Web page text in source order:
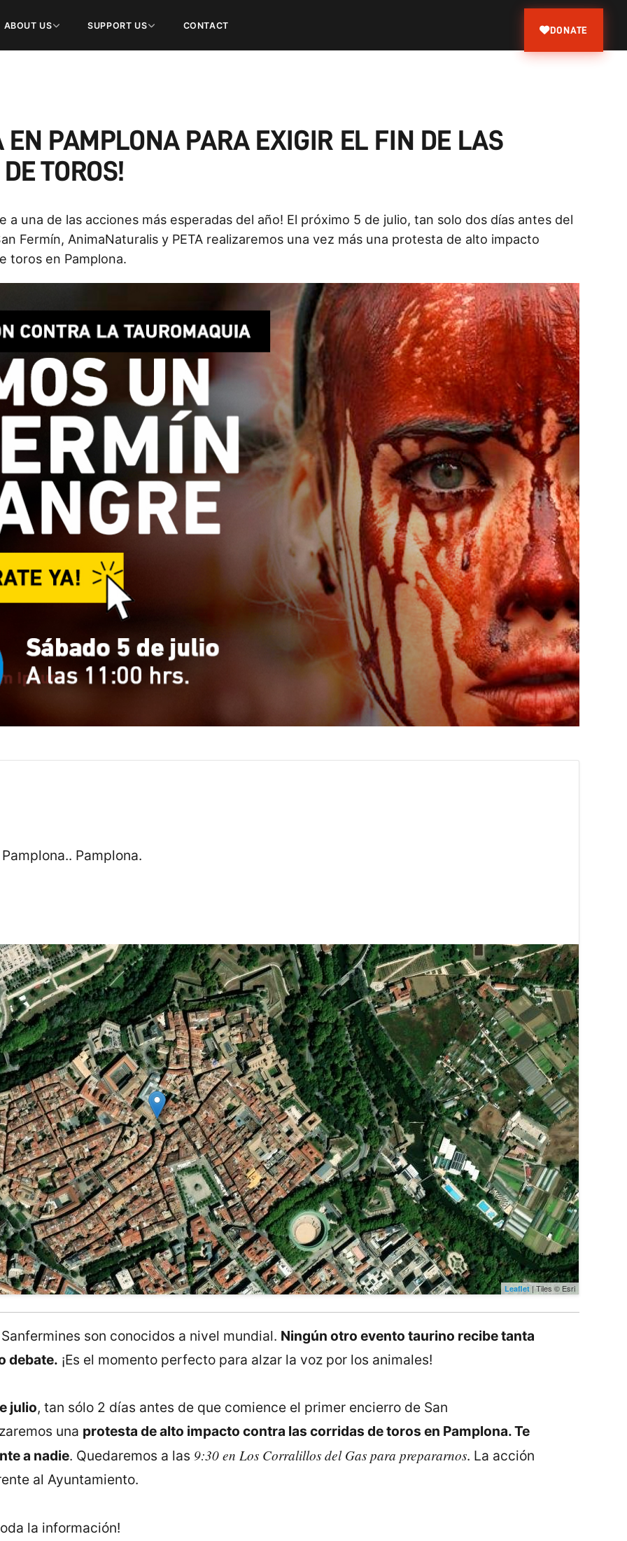
ABOUT US SUPPORT US CONTACT DONATE
EN PAMPLONA PARA EXIGIR EL FIN DE LAS
TOROS!
a una de las acciones más esperadas del año! El próximo 5 de julio, tan solo dos días antes del
Fermín, AnimaNaturalis y PETA realizaremos una vez más una protesta de alto impacto
toros en Pamplona.
Pamplona.
Leaflet| Tiles © Esri
son conocidos a nivel mundial. Ningún otro evento taurino recibe tanta
debate. ¡Es el momento perfecto para alzar la voz por los animales!
julio, tan sólo 2 días antes de que comience el primer encierro de San
una protesta de alto impacto contra las corridas de toros en Pamplona. Te
a nadie. Quedaremos a las 9:30 en Los Corralillos del Gas para prepararnos. La acción
al Ayuntamiento.
la información!